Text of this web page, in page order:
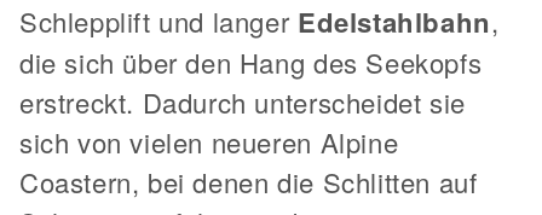
Schlepplift und langer Edelstahlbahn,
die sich über den Hang des Seekopfs
erstreckt. Dadurch unterscheidet sie
sich von vielen neueren Alpine
Coastern, bei denen die Schlitten auf